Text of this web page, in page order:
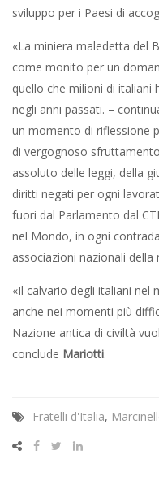
sviluppo per i Paesi di
«La miniera maledetta del
come monito per un
quello che milioni di italiani
negli anni passati. –
un momento di riflessione
di vergognoso
assoluto delle leggi, della
diritti negati per ogni
fuori dal Parlamento dal
nel Mondo, in ogni
associazioni nazionali della
«Il calvario degli italiani
anche nei momenti più
Nazione antica di civiltà
conclude Mariotti.
Fratelli d'Italia,